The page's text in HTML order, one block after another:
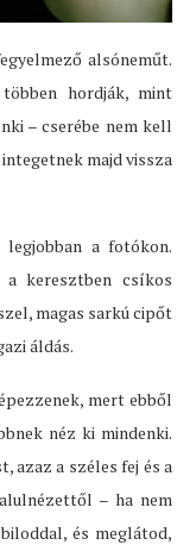
alsóneműt.
hordják, mint
– cserébe nem kell
majd vissza
a fotókon.
keresztben csíkos
magas sarkú cipőt
áldás.
mert ebből
néz ki mindenki.
azaz a széles fej és a
– ha nem
és meglátod,